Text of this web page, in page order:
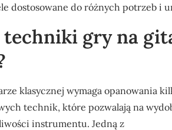
dostosowane do różnych potrzeb i
techniki gry na
klasycznej wymaga opanowania
technik, które pozwalają na
instrumentu. Jedną z